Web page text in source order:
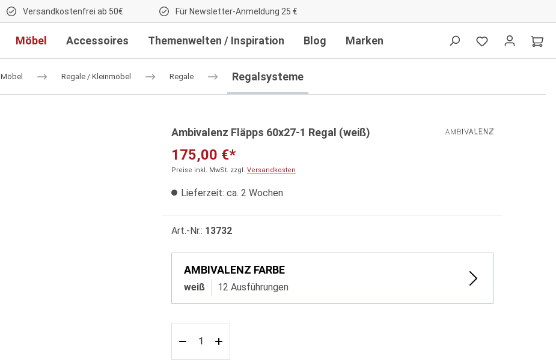
Versandkostenfrei ab 50€ Für Newsletter-Anmeldung 25 €
Möbel Accessoires Themenwelten / Inspiration Blog Marken
Möbel Regale / Kleinmöbel Regale Regalsysteme
Ambivalenz Fläpps 60x27-1 Regal (weiß)
175,00 €*
Preise inkl. MwSt. zzgl. Versandkosten
Lieferzeit: ca. 2 Wochen
Art.-Nr.: 13732
AMBIVALENZ FARBE
weiß 12 Ausführungen